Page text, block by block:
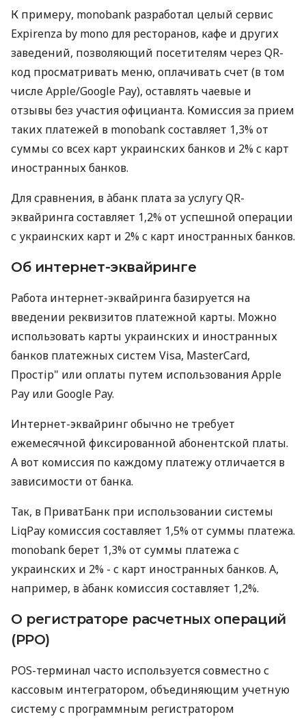
К примеру, monobank разработал целый сервис
Expirenza by mono для ресторанов, кафе и других
заведений, позволяющий посетителям через QR-
код просматривать меню, оплачивать счет (в том
числе Apple/Google Pay), оставлять чаевые и
отзывы без участия официанта. Комиссия за прием
таких платежей в monobank составляет 1,3% от
суммы со всех карт украинских банков и 2% с карт
иностранных банков.
Для сравнения, в àбанк плата за услугу QR-
эквайринга составляет 1,2% от успешной операции
с украинских карт и 2% с карт иностранных банков.
Об интернет-эквайринге
Работа интернет-эквайринга базируется на
введении реквизитов платежной карты. Можно
использовать карты украинских и иностранных
банков платежных систем Visa, MasterCard,
Простір" или оплаты путем использования Apple
Pay или Google Pay.
Интернет-эквайринг обычно не требует
ежемесячной фиксированной абонентской платы.
А вот комиссия по каждому платежу отличается в
зависимости от банка.
Так, в ПриватБанк при использовании системы
LiqPay комиссия составляет 1,5% от суммы платежа.
monobank берет 1,3% от суммы платежа с
украинских и 2% - с карт иностранных банков. А,
например, в àбанк комиссия составляет 1,2%.
О регистраторе расчетных операций
(РРО)
POS-терминал часто используется совместно с
кассовым интегратором, объединяющим учетную
систему с программным регистратором